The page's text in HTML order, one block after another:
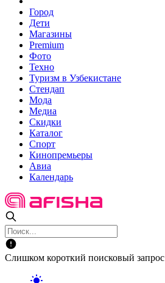
Город
Дети
Магазины
Premium
Фото
Техно
Туризм в Узбекистане
Стендап
Мода
Медиа
Скидки
Каталог
Спорт
Кинопремьеры
Авиа
Календарь
Слишком короткий поисковый запрос